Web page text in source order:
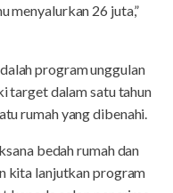
menyalurkan 26 juta,”
program unggulan
target dalam satu tahun
rumah yang dibenahi.
bedah rumah dan
kita lanjutkan program